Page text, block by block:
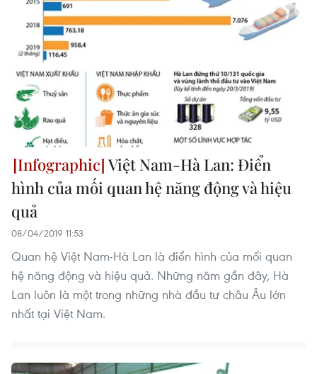
Việt Nam-Hà Lan: Điển
hình của mối quan hệ năng động và hiệu
quả
08/04/2019 11:53
Quan hệ Việt Nam-Hà Lan là điển hình của mối quan
hệ năng động và hiệu quả. Những năm gần đây, Hà
Lan luôn là một trong những nhà đầu tư châu Âu lớn
nhất tại Việt Nam.